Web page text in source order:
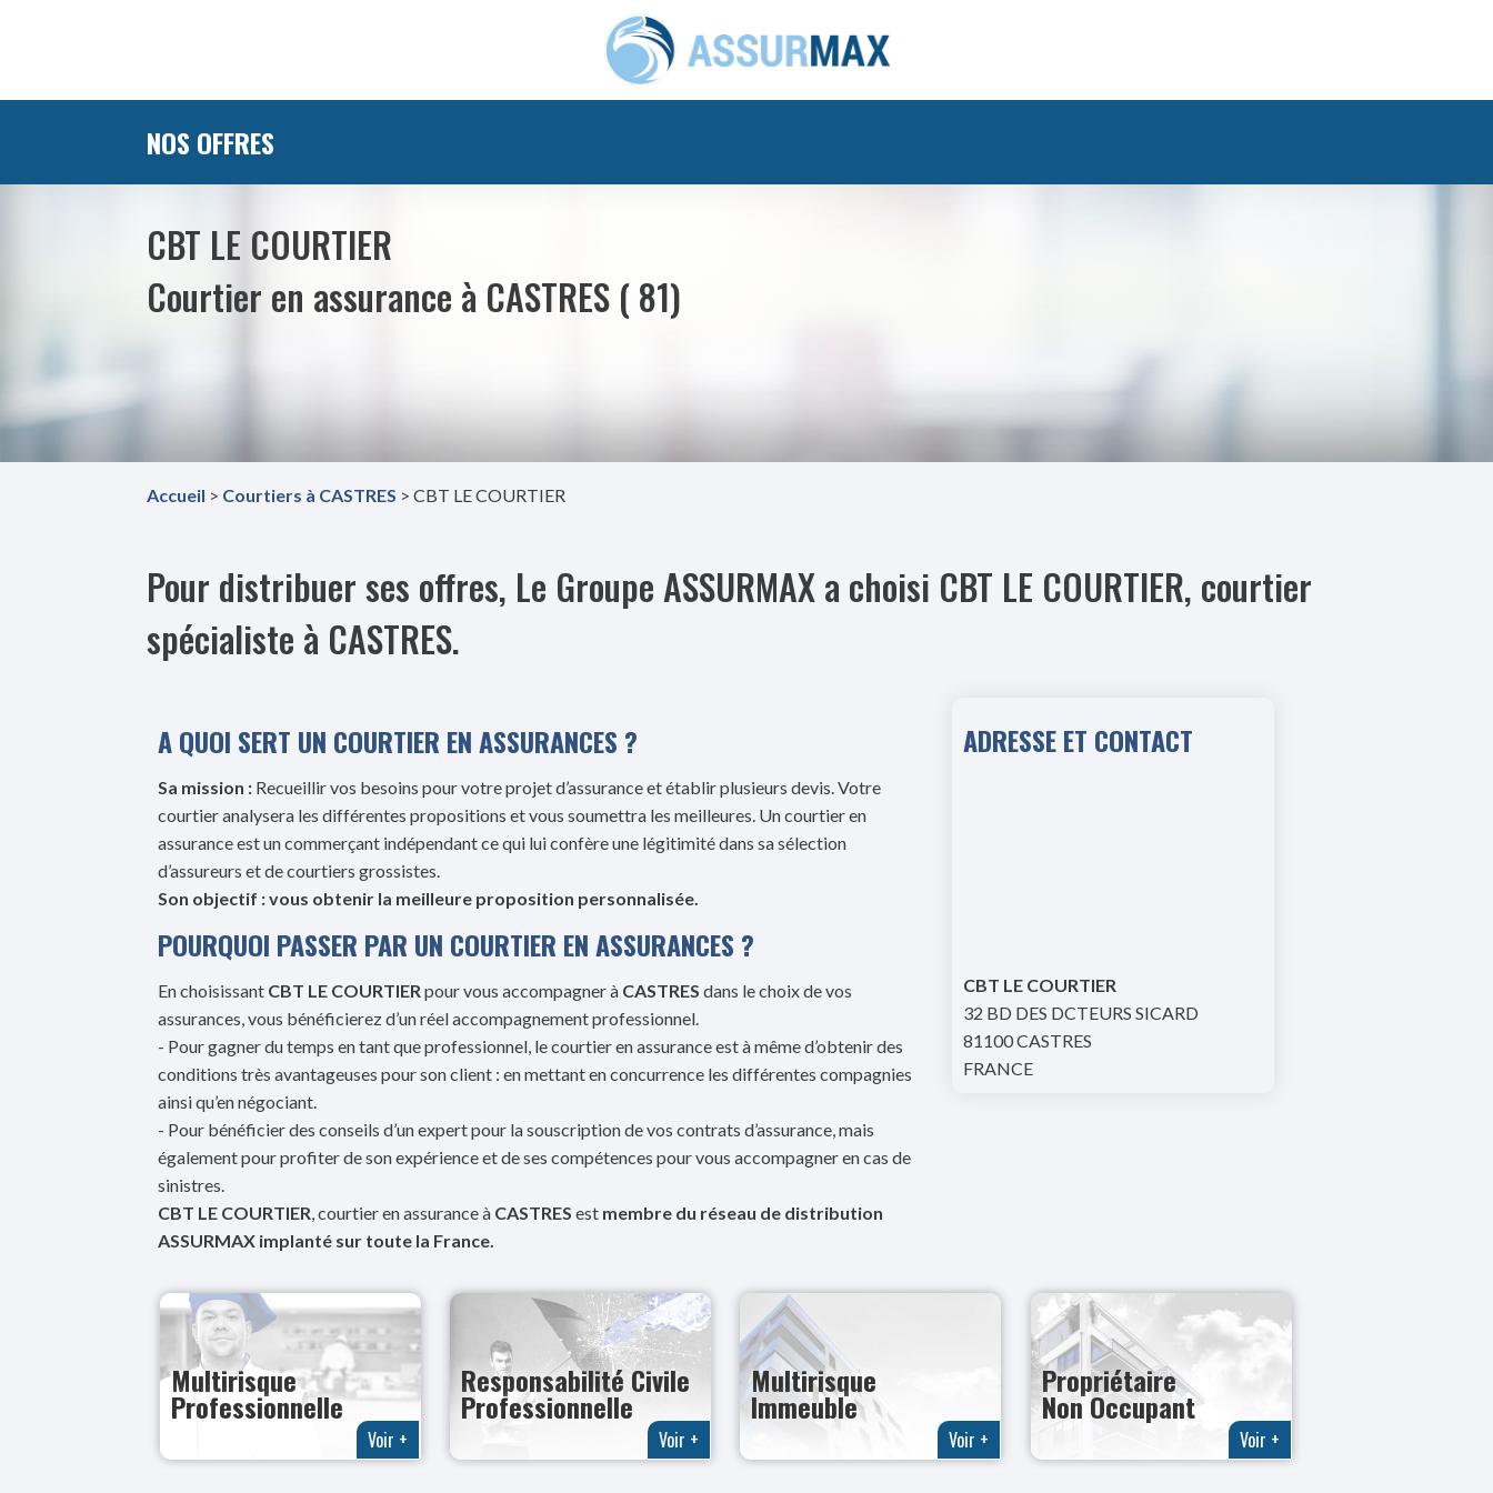
NOS OFFRES
CBT LE COURTIER
Courtier en assurance à CASTRES ( 81)
Accueil > Courtiers à CASTRES > CBT LE COURTIER
Pour distribuer ses offres, Le Groupe ASSURMAX a choisi CBT LE COURTIER, courtier
spécialiste à CASTRES.
A QUOI SERT UN COURTIER EN ASSURANCES ?
Sa mission : Recueillir vos besoins pour votre projet d’assurance et établir plusieurs devis. Votre
courtier analysera les différentes propositions et vous soumettra les meilleures. Un courtier en
assurance est un commerçant indépendant ce qui lui confère une légitimité dans sa sélection
d’assureurs et de courtiers grossistes.
Son objectif : vous obtenir la meilleure proposition personnalisée.
POURQUOI PASSER PAR UN COURTIER EN ASSURANCES ?
En choisissant CBT LE COURTIER pour vous accompagner à CASTRES dans le choix de vos
assurances, vous bénéficierez d’un réel accompagnement professionnel.
- Pour gagner du temps en tant que professionnel, le courtier en assurance est à même d’obtenir des
conditions très avantageuses pour son client : en mettant en concurrence les différentes compagnies
ainsi qu’en négociant.
- Pour bénéficier des conseils d’un expert pour la souscription de vos contrats d’assurance, mais
également pour profiter de son expérience et de ses compétences pour vous accompagner en cas de
sinistres.
CBT LE COURTIER, courtier en assurance à CASTRES est membre du réseau de distribution
ASSURMAX implanté sur toute la France.
ADRESSE ET CONTACT
CBT LE COURTIER
32 BD DES DCTEURS SICARD
81100 CASTRES
FRANCE
Multirisque
Professionnelle
Voir +
Responsabilité Civile
Professionnelle
Voir +
Multirisque
Immeuble
Voir +
Propriétaire
Non Occupant
Voir +